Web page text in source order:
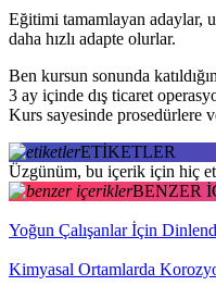
Eğitimi tamamlayan adaylar,
daha hızlı adapte olurlar.
Ben kursun sonunda
3 ay içinde dış ticaret
Kurs sayesinde prosedürlere
ETİKETLER
Üzgünüm, bu içerik için hiç
BENZER
Yoğun Çalışanlar İçin
Kimyasal Ortamlarda